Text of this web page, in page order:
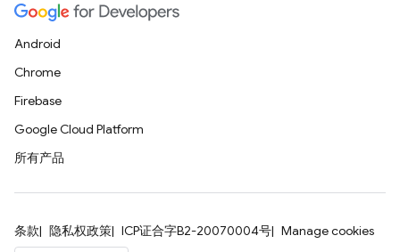
Android
Chrome
Firebase
Google Cloud Platform
所有产品
条款 隐私权政策 ICP证合字B2-20070004号 Manage cookies